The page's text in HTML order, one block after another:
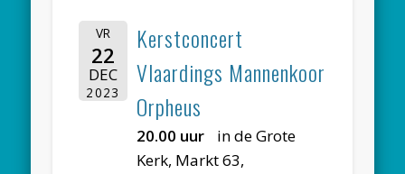
VR
22
DEC
2023
Kerstconcert
Vlaardings Mannenkoor
Orpheus
20.00 uur
in de Grote
Kerk, Markt 63,